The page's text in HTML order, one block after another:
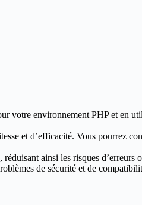
votre environnement PHP et en
et d’efficacité. Vous pourrez
ainsi les risques d’erreurs
de sécurité et de